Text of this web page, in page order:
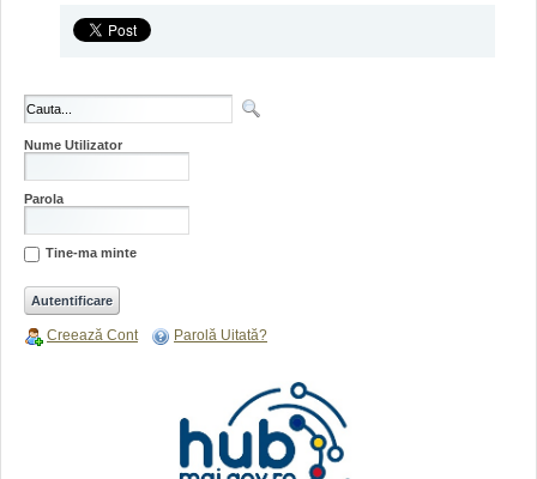
Nume Utilizator
Parola
Tine-ma minte
Creează Cont Parolă Uitată?